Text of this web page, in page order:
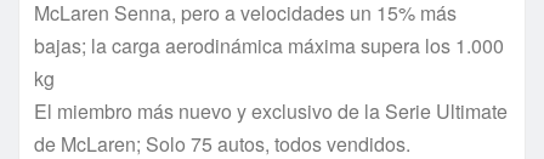
McLaren Senna, pero a velocidades un 15% más
bajas; la carga aerodinámica máxima supera los 1.000
kg
El miembro más nuevo y exclusivo de la Serie Ultimate
de McLaren; Solo 75 autos, todos vendidos.